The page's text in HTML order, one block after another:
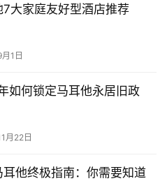
7大家庭友好型酒店推荐
1日
如何锁定马耳他永居旧政
月22日
耳他终极指南：你需要知道